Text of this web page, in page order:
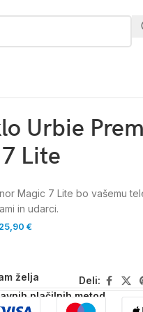
Urbie
Lite
Magic 7 Lite bo vašemu
in udarci.
25,90€
želja
Deli:
plačilnih metod